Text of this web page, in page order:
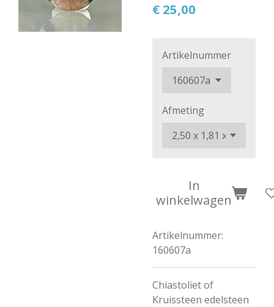
€ 25,00
Artikelnummer
Afmeting
In
winkelwagen
Artikelnummer:
160607a
Chiastoliet of
Kruissteen edelsteen